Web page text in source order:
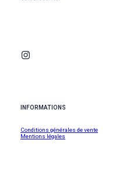
INFORMATIONS
Conditions générales de vente
Mentions légales